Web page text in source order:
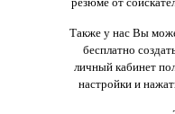
Также у нас Вы
бесплатно
личный кабинет
настройки и